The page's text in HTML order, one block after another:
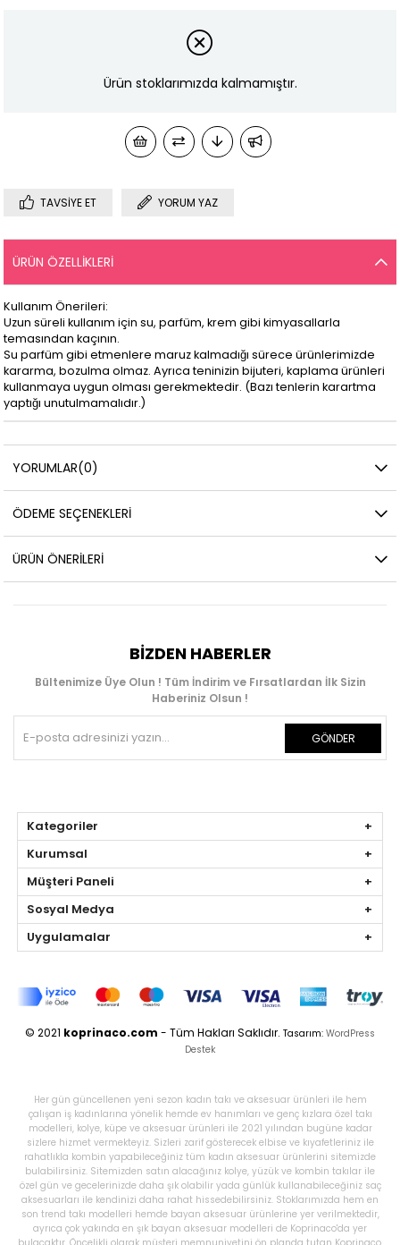
Ürün stoklarımızda kalmamıştır.
TAVSIYE ET YORUM YAZ
ÜRÜN ÖZELLIKLERI
Kullanım Önerileri:
Uzun süreli kullanım için su, parfüm, krem gibi kimyasallarla
temasından kaçının.
Su parfüm gibi etmenlere maruz kalmadığı sürece ürünlerimizde
kararma, bozulma olmaz. Ayrıca teninizin bijuteri, kaplama ürünleri
kullanmaya uygun olması gerekmektedir. (Bazı tenlerin karartma
yaptığı unutulmamalıdır.)
YORUMLAR(0)
ÖDEME SEÇENEKLERI
ÜRÜN ÖNERILERI
BIZDEN HABERLER
Bültenimize Üye Olun ! Tüm İndirim ve Fırsatlardan İlk Sizin
Haberiniz Olsun !
GÖNDER
Kategoriler
Kurumsal
Müşteri Paneli
Sosyal Medya
Uygulamalar
© 2021 koprinaco.com - Tüm Hakları Saklıdır. Tasarım: WordPress
Destek
Her gün güncellenen yeni sezon kadın takı ve aksesuar ürünleri ile hem
çalışan iş kadınlarına yönelik hemde ev hanımları ve genç kızlara özel takı
modelleri, kolye, küpe ve aksesuar ürünleri ile 2021 yılından bugüne kadar
sizlere hizmet vermekteyiz. Sizleri zarif gösterecek elbise ve kıyafetleriniz ile
rahatlıkla kombin yapabileceğiniz tüm kadın aksesuar ürünlerini sitemizde
bulabilirsiniz. Sitemizden satın alacağınız kolye, yüzük ve kombin takılar ile
özel gün ve gecelerinizde daha şık olabilir yada günlük kullanabileceğiniz saç
aksesuarları ile kendinizi daha rahat hissedebilirsiniz. Stoklarımızda hem en
son trend takı modelleri hemde bayan aksesuar ürünlerine yer verilmektedir,
ayrıca çok yakında en şık bayan aksesuar modelleri de Koprinaco'da yer